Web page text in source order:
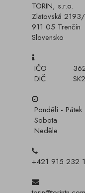
TORIN, s.r.o.
Zlatovská
911 05 Trenčín
Slovensko
IČO
DIČ
Pondělí - Pátek
Sobota
Neděle
+421 915 232